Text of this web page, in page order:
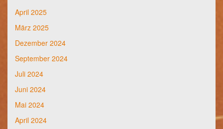
April 2025
März 2025
Dezember 2024
September 2024
Juli 2024
Juni 2024
Mai 2024
April 2024